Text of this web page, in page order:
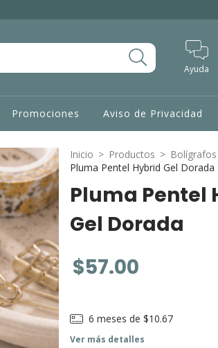
Ayuda
Promociones Aviso de Privacidad
Inicio > Productos > Bolígrafos
Pluma Pentel Hybrid Gel Dorada
Pluma Pentel
Gel Dorada
$57.00